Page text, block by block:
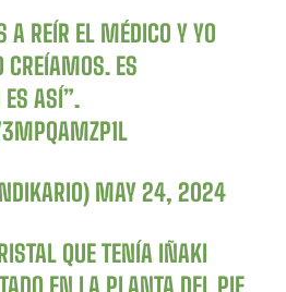
REÍR EL MÉDICO Y YO
CREÍAMOS. ES
ES ASÍ”.
MAY 24, 2024
QUE TENÍA IÑAKI
EN LA PLANTA DEL PIE